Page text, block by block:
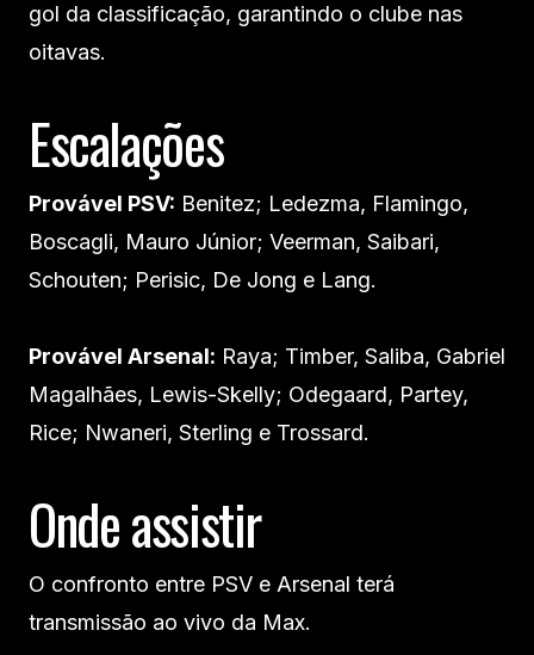
gol da classificação, garantindo o clube nas
oitavas.
Escalações
Provável PSV: Benitez; Ledezma, Flamingo,
Boscagli, Mauro Júnior; Veerman, Saibari,
Schouten; Perisic, De Jong e Lang.
Provável Arsenal: Raya; Timber, Saliba, Gabriel
Magalhães, Lewis-Skelly; Odegaard, Partey,
Rice; Nwaneri, Sterling e Trossard.
Onde assistir
O confronto entre PSV e Arsenal terá
transmissão ao vivo da Max.